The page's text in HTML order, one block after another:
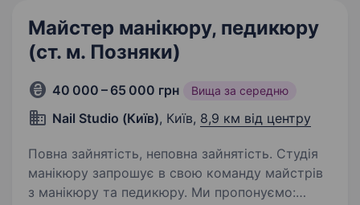
Майстер манікюру, педикюру
(ст. м. Позняки)
40 000 – 65 000 грн Вища за середню
Nail Studio (Київ), Київ, 8,9 км від центру
Повна зайнятість, неповна зайнятість. Студія
манікюру запрошує в свою команду майстрів
з манікюру та педикюру. Ми пропонуємо: